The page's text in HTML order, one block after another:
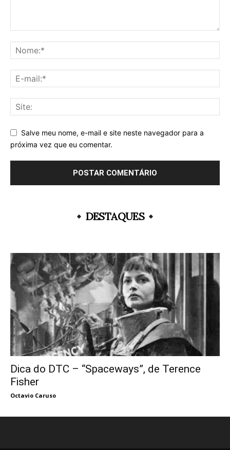
Salve meu nome, e-mail e site neste navegador para a
próxima vez que eu comentar.
DESTAQUES
Dica do DTC – “Spaceways”, de Terence
Fisher
Octavio Caruso